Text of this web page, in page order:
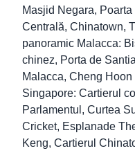
Masjid Negara,
Centrală, Chinatown,
panoramic Malacca:
chinez, Porta de
Malacca, Cheng
Singapore: Cartierul
Parlamentul, Curtea
Cricket, Esplanade
Keng, Cartierul